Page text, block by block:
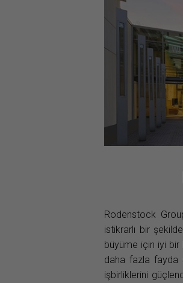
Rodenstock
istikrarlı bir
büyüme için iyi
daha fazla fayda
işbirliklerini